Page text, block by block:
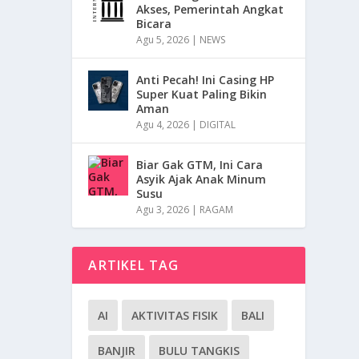
Akses, Pemerintah Angkat
Bicara
Agu 5, 2026 | NEWS
Anti Pecah! Ini Casing HP
Super Kuat Paling Bikin
Aman
Agu 4, 2026 | DIGITAL
Biar Gak GTM, Ini Cara
Asyik Ajak Anak Minum
Susu
Agu 3, 2026 | RAGAM
ARTIKEL TAG
AI AKTIVITAS FISIK BALI
BANJIR BULU TANGKIS